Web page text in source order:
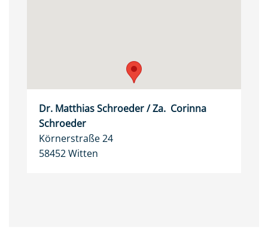
Dr. Matthias Schroeder / Za. Corinna
Schroeder
Körnerstraße 24
58452 Witten